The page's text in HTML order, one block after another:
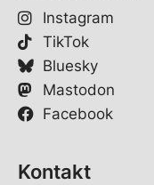
Instagram
TikTok
Bluesky
Mastodon
Facebook
Kontakt